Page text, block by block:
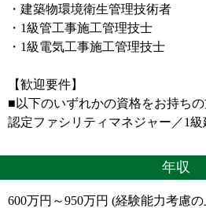
・建築物環境衛生管理技術者
・1級管工事施工管理技士
・1級電気工事施工管理技士
【歓迎要件】
■以下のいずれかの資格をお持ち
認定ファシリティマネジャー／1
年収
600万円～950万円 (経験能力考慮